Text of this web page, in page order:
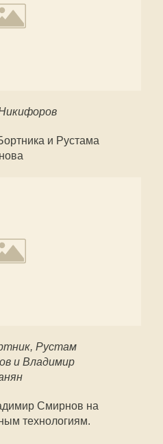
и Рустама
Рустам
и Владимир
Смирнов на
технологиям.